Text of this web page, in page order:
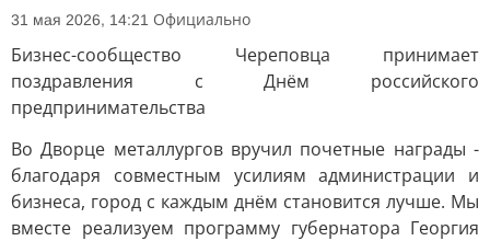
31 мая 2026, 14:21 Официально
Бизнес-сообщество Череповца принимает
поздравления с Днём российского
предпринимательства
Во Дворце металлургов вручил почетные награды -
благодаря совместным усилиям администрации и
бизнеса, город с каждым днём становится лучше. Мы
вместе реализуем программу губернатора Георгия